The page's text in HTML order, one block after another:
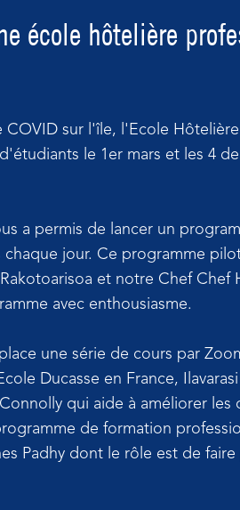
école hôtelière
sur l'île, l'Ecole
le 1er mars et les 4
a permis de lancer un
jour. Ce programme
et notre Chef
avec enthousiasme.
une série de cours par
Ducasse en France,
qui aide à améliorer
de formation
Padhy dont le rôle est de